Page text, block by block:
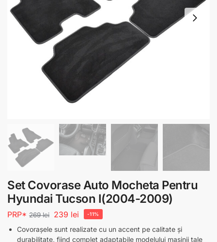
Set Covorase Auto Mocheta Pentru
Hyundai Tucson I(2004-2009)
PRP* 269lei 239 lei -11%
Covorașele sunt realizate cu un accent pe calitate și
durabilitate, fiind complet adaptabile modelului mașinii tale